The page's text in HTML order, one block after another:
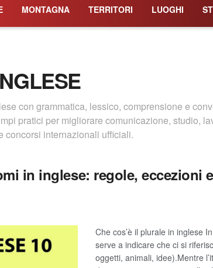
MONTAGNA TERRITORI LUOGHI
con grammatica, lessico, comprensione e
pratici per migliorare comunicazione, studio,
concorsi internazionali ufficiali.
in inglese: regole, eccezioni
Che cos’è il plurale in inglese
serve a indicare che ci si
oggetti, animali, idee).Mentre